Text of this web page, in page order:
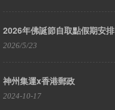
2026年佛誕節自取點假期安排
2026/5/23
神州集運x香港郵政
2024-10-17